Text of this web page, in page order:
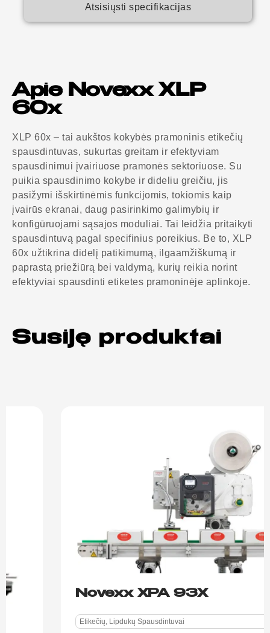
Atsisiųsti specifikacijas
Apie Novexx XLP
60x
XLP 60x – tai aukštos kokybės pramoninis etikečių
spausdintuvas, sukurtas greitam ir efektyviam
spausdinimui įvairiuose pramonės sektoriuose. Su
puikia spausdinimo kokybe ir dideliu greičiu, jis
pasižymi išskirtinėmis funkcijomis, tokiomis kaip
įvairūs ekranai, daug pasirinkimo galimybių ir
konfigūruojami sąsajos moduliai. Tai leidžia pritaikyti
spausdintuvą pagal specifinius poreikius. Be to, XLP
60x užtikrina didelį patikimumą, ilgaamžiškumą ir
paprastą priežiūrą bei valdymą, kurių reikia norint
efektyviai spausdinti etiketes pramoninėje aplinkoje.
Susiję produktai
Novexx XPA 93X
Etikečių, Lipdukų Spausdintuvai